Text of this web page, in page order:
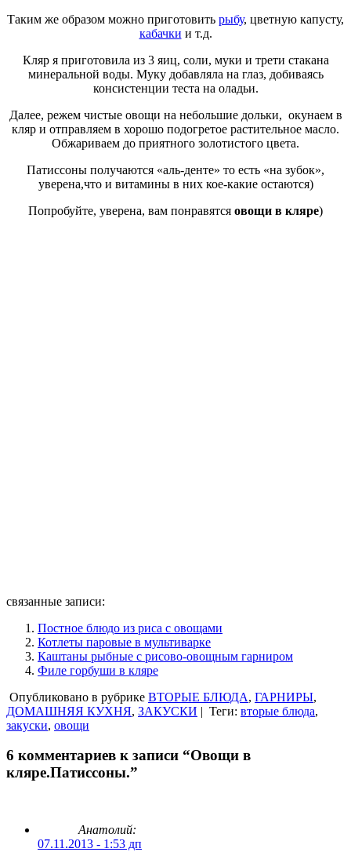
Таким же образом можно приготовить рыбу, цветную капусту,
кабачки и т.д.
Кляр я приготовила из 3 яиц, соли, муки и трети стакана
минеральной воды. Муку добавляла на глаз, добиваясь
консистенции теста на оладьи.
Далее, режем чистые овощи на небольшие дольки, окунаем в
кляр и отправляем в хорошо подогретое растительное масло.
Обжариваем до приятного золотистого цвета.
Патиссоны получаются «аль-денте» то есть «на зубок»,
уверена,что и витамины в них кое-какие остаются)
Попробуйте, уверена, вам понравятся овощи в кляре)
связанные записи:
Постное блюдо из риса с овощами
Котлеты паровые в мультиварке
Каштаны рыбные с рисово-овощным гарниром
Филе горбуши в кляре
Опубликовано в рубрике ВТОРЫЕ БЛЮДА, ГАРНИРЫ,
ДОМАШНЯЯ КУХНЯ, ЗАКУСКИ | Теги: вторые блюда,
закуски, овощи
6 комментариев к записи “Овощи в
кляре.Патиссоны.”
Анатолий:
07.11.2013 - 1:53 дп